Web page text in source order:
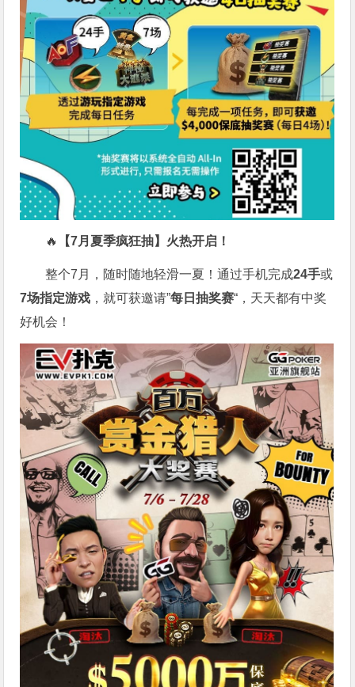
🔥 【7月夏季疯狂抽】火热开启！
整个7月，随时随地轻滑一夏！通过手机完成24手或
7场指定游戏 ，就可获邀请”每日抽奖赛“，天天都有中奖
好机会！